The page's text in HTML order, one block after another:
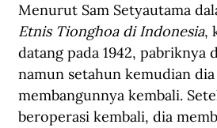
Menurut Sam Setyautama
Etnis Tionghoa di Indonesia,
datang pada 1942, pabriknya
namun setahun kemudian
membangunnya kembali.
beroperasi kembali, dia